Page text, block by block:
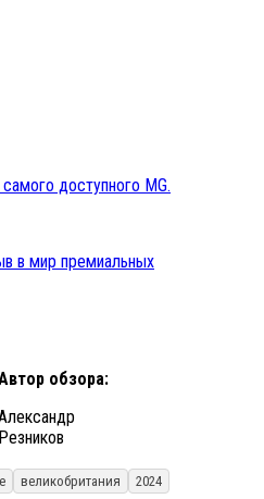
доступного MG.
в мир премиальных
обзора:
Резников
великобритания 2024